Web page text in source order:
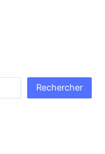
Rechercher